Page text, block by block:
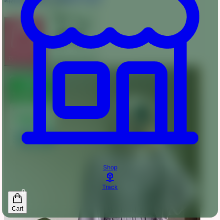
কার্টে যোগ করুন
Shop
Track
0
Cart